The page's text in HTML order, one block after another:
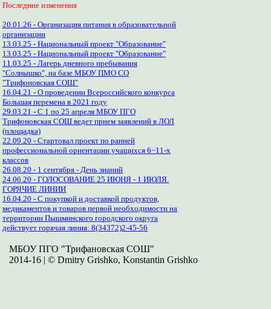
Последние изменения
20.01.26 - Организация питания в образовательной
организации
13.03.25 - Национальный проект "Образование"
13.03.25 - Национальный проект "Образование"
11.03.25 - Лагерь дневного пребывания
"Солнышко", на базе МБОУ ПМО СО
"Трифоновская СОШ"
16.04.21 - О проведении Всероссийского конкурса
Большая перемена в 2021 году
29.03.21 - С 1 по 25 апреля МБОУ ПГО
Трифоновская СОШ ведет прием заявлений в ЛОЛ
(площадка)
22.09.20 - Стартовал проект по ранней
профессиональной ориентации учащихся 6−11-х
классов
26.08.20 - 1 сентября - День знаний
24.06.20 - ГОЛОСОВАНИЕ 25 ИЮНЯ - 1 ИЮЛЯ.
ГОРЯЧИЕ ЛИНИИ
16.04.20 - С покупкой и доставкой продуктов,
медикаментов и товаров первой необходимости на
территории Пышминского городского округа
действует горячая линия: 8(34372)2-45-56
МБОУ ПГО "Трифановская СОШ"
2014-16 | © Dmitry Grishko, Konstantin Grishko